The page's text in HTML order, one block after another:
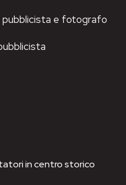
pubblicista e fotografo
in centro storico